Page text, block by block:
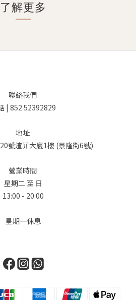
了解更多
聯絡我們
| 852 52392829
地址
號渣菲大廈1樓 (景隆街6號)
營業時間
星期二 至 日
13:00 - 20:00
星期一休息